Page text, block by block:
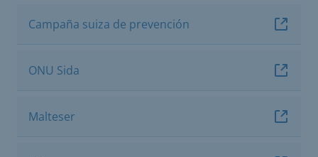
Campaña suiza de prevención
ONU Sida
Malteser